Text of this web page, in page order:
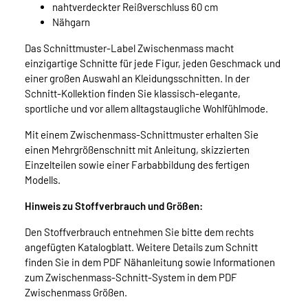
nahtverdeckter Reißverschluss 60 cm
Nähgarn
Das Schnittmuster-Label Zwischenmass macht
einzigartige Schnitte für jede Figur, jeden Geschmack und
einer großen Auswahl an Kleidungsschnitten. In der
Schnitt-Kollektion finden Sie klassisch-elegante,
sportliche und vor allem alltagstaugliche Wohlfühlmode.
Mit einem Zwischenmass-Schnittmuster erhalten Sie
einen Mehrgrößenschnitt mit Anleitung, skizzierten
Einzelteilen sowie einer Farbabbildung des fertigen
Modells.
Hinweis zu Stoffverbrauch und Größen:
Den Stoffverbrauch entnehmen Sie bitte dem rechts
angefügten Katalogblatt. Weitere Details zum Schnitt
finden Sie in dem PDF Nähanleitung sowie Informationen
zum Zwischenmass-Schnitt-System in dem PDF
Zwischenmass Größen.